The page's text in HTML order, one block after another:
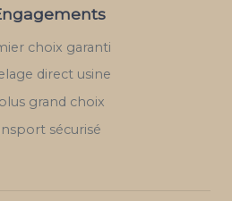
choix garanti
direct usine
grand choix
sécurisé